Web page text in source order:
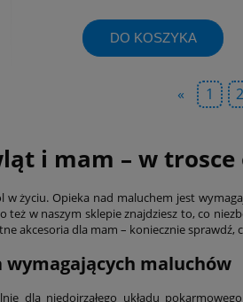
DO KOSZYKA
« 1 2
i mam – w
życiu. Opieka nad maluchem jest
w naszym sklepie znajdziesz to, co
akcesoria dla mam – koniecznie sprawdź,
maluchów
dla niedojrzałego układu